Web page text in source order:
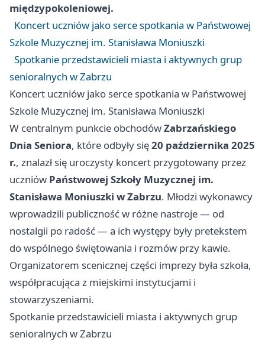
międzypokoleniowej.
Koncert uczniów jako serce spotkania w Państwowej
Szkole Muzycznej im. Stanisława Moniuszki
Spotkanie przedstawicieli miasta i aktywnych grup
senioralnych w Zabrzu
Koncert uczniów jako serce spotkania w Państwowej
Szkole Muzycznej im. Stanisława Moniuszki
W centralnym punkcie obchodówZabrzańskiego
Dnia Seniora, które odbyły się20 października 2025
r., znalazł się uroczysty koncert przygotowany przez
uczniów Państwowej Szkoły Muzycznej im.
Stanisława Moniuszki w Zabrzu. Młodzi wykonawcy
wprowadzili publiczność w różne nastroje — od
nostalgii po radość — a ich występy były pretekstem
do wspólnego świętowania i rozmów przy kawie.
Organizatorem scenicznej części imprezy była szkoła,
współpracująca z miejskimi instytucjami i
stowarzyszeniami.
Spotkanie przedstawicieli miasta i aktywnych grup
senioralnych w Zabrzu